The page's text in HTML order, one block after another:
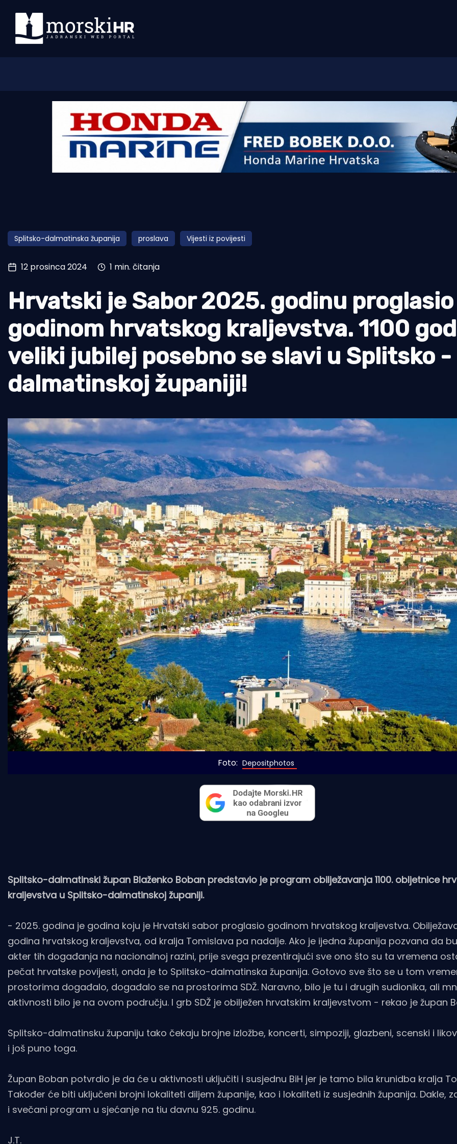
Morski plus
Pomorstvo
Ribolov
Tradicija i kultura
Splitsko-dalmatinska županija proslava Vijesti iz povijesti
12 prosinca 2024 1 min. čitanja
Hrvatski je Sabor 2025. godinu proglasio
godinom hrvatskog kraljevstva. 1100
veliki jubilej posebno se slavi u Splitsko -
dalmatinskoj županiji!
Foto: Depositphotos
Splitsko-dalmatinski župan Blaženko Boban predstavio je program obilježavanja 1100. obljetnice
kraljevstva u Splitsko-dalmatinskoj županiji.
- 2025. godina je godina koju je Hrvatski sabor proglasio godinom hrvatskog kraljevstva.
godina hrvatskog kraljevstva, od kralja Tomislava pa nadalje. Ako je ijedna županija pozvana da
akter tih događanja na nacionalnoj razini, prije svega prezentirajući sve ono što su ta vremena
pečat hrvatske povijesti, onda je to Splitsko-dalmatinska županija. Gotovo sve što se u tom
prostorima događalo, događalo se na prostorima SDŽ. Naravno, bilo je tu i drugih sudionika, ali
aktivnosti bilo je na ovom području. I grb SDŽ je obilježen hrvatskim kraljevstvom - rekao je župan
Splitsko-dalmatinsku županiju tako čekaju brojne izložbe, koncerti, simpoziji, glazbeni, scenski i
i još puno toga.
Župan Boban potvrdio je da će u aktivnosti uključiti i susjednu BiH jer je tamo bila krunidba kralja
Također će biti uključeni brojni lokaliteti diljem županije, kao i lokaliteti iz susjednih županija. Dakle,
i svečani program u sjećanje na tiu davnu 925. godinu.
J.T.